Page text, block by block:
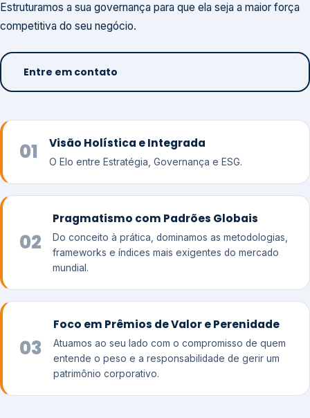
Estruturamos a sua governança para que ela seja a maior força
competitiva do seu negócio.
Entre em contato
01 Visão Holística e Integrada
O Elo entre Estratégia, Governança e ESG.
02
Pragmatismo com Padrões Globais
Do conceito à prática, dominamos as metodologias,
frameworks e índices mais exigentes do mercado
mundial.
03
Foco em Prêmios de Valor e Perenidade
Atuamos ao seu lado com o compromisso de quem
entende o peso e a responsabilidade de gerir um
patrimônio corporativo.